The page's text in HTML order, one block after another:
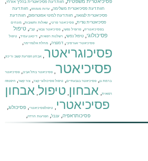
פסיכיאטרית משפטית
חוות דעת פסיכיאטרית בהליך אזרחי
חוות דעת פסיכיאטרית משלימה, עדות מומחה, חוות דעת
פסיכיאטרית לצוואה,חוות דעת למינוי אפוטרופוס,חוות דעת
פסיכיאטרית נגדית,פסיכיאטר פרטי,שאלות ותשובות,מונחים
בפסיכיאטריה,פרופיל נפשי,פסיכיאטר צבאי,קב"ן,טיפול
פסיכולוגי, טיפול נפשי, רשלנות רפואית, דיכאון עמיד, טיפול
פסיכיאטרי אגרסיבי,דמנציה, מחלת אלצהיימר,
פסיכוגריאטר, אבחון הפרעת קשב וריכוז,
פסיכיאטר, פסיכיאטר בתל אביב, פסיכיאטר
ברמת גן, פסיכיאטר בגבעתיים, טיפול פסיכולוגי קצר, צור קשר, היפנוזה
רפואית, אבחון, טיפול, אבחון
פסיכיאטרי, טיפולפסיכיאטרי, פסיכולוג,
פסיכותראפיה, ענבל, הפרעות חרדה,